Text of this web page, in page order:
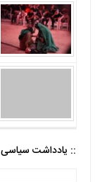
:: یادداشت سیاسی